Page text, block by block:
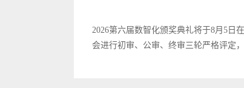
2026第六届数智化颁奖典礼将于8月5日
会进行初审、公审、终审三轮严格评定